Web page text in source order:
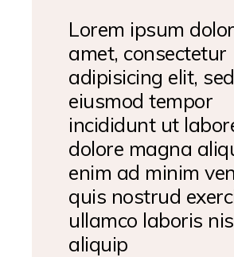
Lorem ipsum
amet, consectetur
adipisicing elit,
eiusmod tempor
incididunt ut
dolore magna
enim ad minim
quis nostrud
ullamco laboris
aliquip